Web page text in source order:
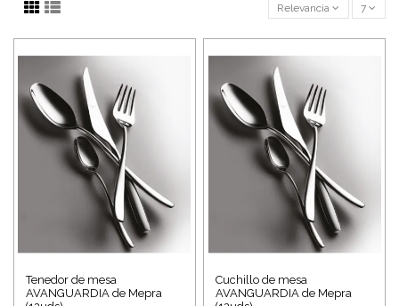
Relevancia 7
Tenedor de mesa
AVANGUARDIA de Mepra
Cuchillo de mesa
AVANGUARDIA de Mepra